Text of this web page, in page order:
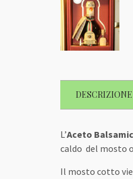
DESCRIZIONE
L’Aceto
caldo del mosto
Il mosto cotto